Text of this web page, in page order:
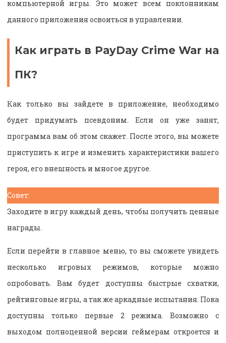
компьютерной игры. Это может всем поклонникам
данного приложения освоиться в управлении.
Как играть в PayDay Crime War на
ПК?
Как только вы зайдете в приложение, необходимо
будет придумать псевдоним. Если он уже занят,
программа вам об этом скажет. После этого, вы можете
приступить к игре и изменить характеристики вашего
героя, его внешность и многое другое.
Совет:
Заходите в игру каждый день, чтобы получить ценные
награды.
Если перейти в главное меню, то вы сможете увидеть
несколько игровых режимов, которые можно
опробовать. Вам будет доступны быстрые схватки,
рейтинговые игры, а так же аркадные испытания. Пока
доступны только первые 2 режима. Возможно с
выходом полноценной версии геймерам откроется и